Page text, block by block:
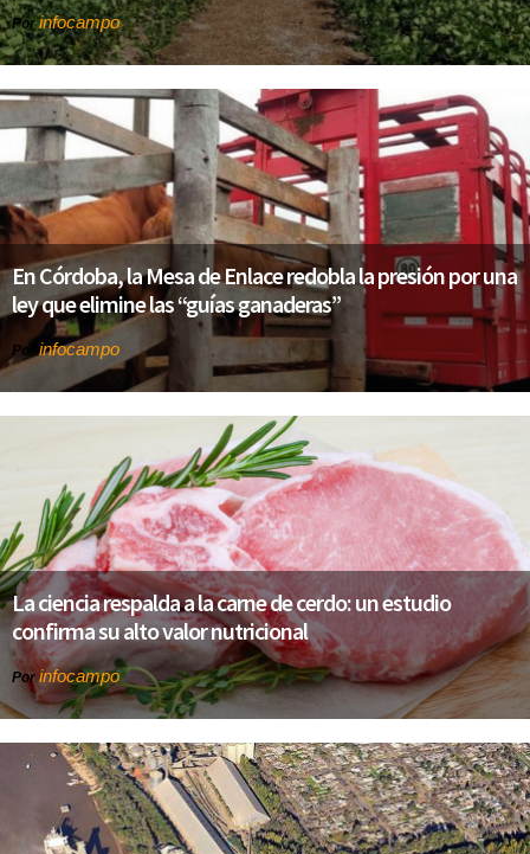
Porinfocampo
En Córdoba, la Mesa de Enlace redobla la presión por una
ley que elimine las “guías ganaderas”
Por infocampo
La ciencia respalda a la carne de cerdo: un estudio
confirma su alto valor nutricional
Por infocampo